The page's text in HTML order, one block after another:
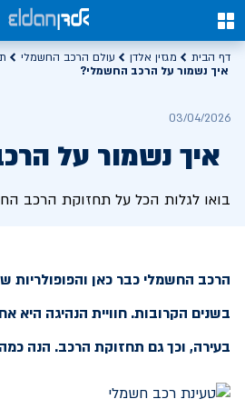
0
דף הבית מגזין אלדן עולם הרכב החשמלי
איך נשמור על הרכב החשמלי?
03/04/2026
איך נשמור על
בואו לגלות הכל על תחזוקת הרכב
הרכב החשמלי כבר כאן והפופולריות
בשנים הקרובות. חוויית הנהיגה היא
בעירה, וכך גם תחזוקת הרכב. הנה